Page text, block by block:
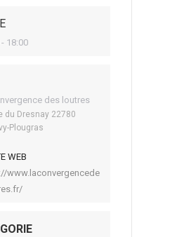
18:00
des loutres
du Dresnay 22780
Plougras
WEB
www.laconvergencede